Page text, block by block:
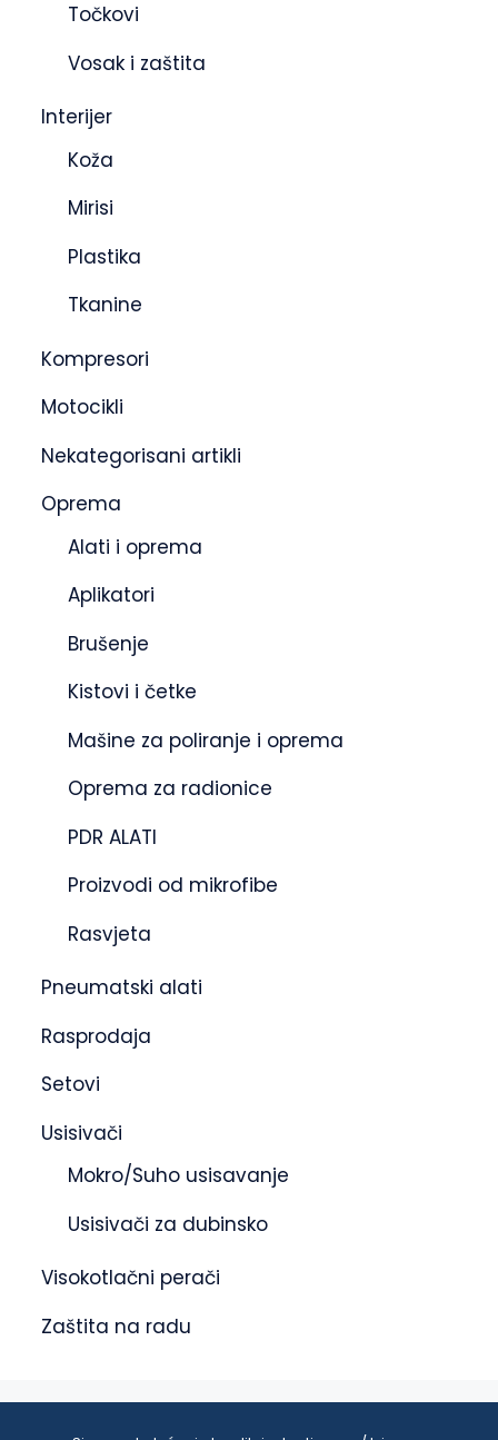
Točkovi
Vosak i zaštita
Interijer
Koža
Mirisi
Plastika
Tkanine
Kompresori
Motocikli
Nekategorisani artikli
Oprema
Alati i oprema
Aplikatori
Brušenje
Kistovi i četke
Mašine za poliranje i oprema
Oprema za radionice
PDR ALATI
Proizvodi od mikrofibe
Rasvjeta
Pneumatski alati
Rasprodaja
Setovi
Usisivači
Mokro/Suho usisavanje
Usisivači za dubinsko
Visokotlačni perači
Zaštita na radu